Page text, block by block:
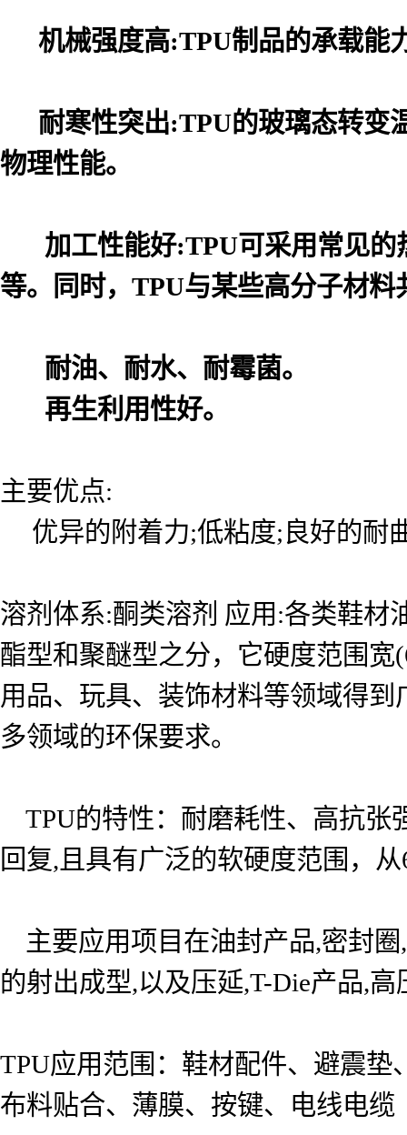
机械强度高:TPU制品的承载能
耐寒性突出:TPU的玻璃态转变
物理性能。
加工性能好:TPU可采用常见的
等。同时，TPU与某些高分子材
耐油、耐水、耐霉菌。
再生利用性好。
主要优点:
优异的附着力;低粘度;良好的耐
溶剂体系:酮类溶剂 应用:各类鞋材
酯型和聚醚型之分，它硬度范围
用品、玩具、装饰材料等领域得
多领域的环保要求。
TPU的特性：耐磨耗性、高抗张
回复,且具有广泛的软硬度范围，从
主要应用项目在油封产品,密封圈
的射出成型,以及压延,T-Die产品,
TPU应用范围： 鞋材配件、避震垫
布料贴合、薄膜、按键、电线电缆